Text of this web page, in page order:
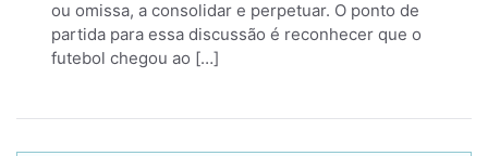
ou omissa, a consolidar e perpetuar. O ponto de
partida para essa discussão é reconhecer que o
futebol chegou ao […]